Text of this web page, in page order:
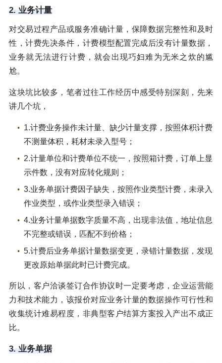
2. 业务计量
对交易过程产品或服务准确计量，保障数据完整性和及时
性，计费先决条件，计费模型配置完成后没有计量数据，
业务就无法进行计费，就会出现巧妇难为无米之炊的尴
尬。
这块坑比较多，笔者过往工作经历中感受特别深刻，先来
讲几个坑，
1.计费业务操作未计量、缺少计量支撑，按照体积计费
不测量体积，耗材未录入型号；
2.计量单位和计费单位不统一，按照箱计费，订单上显
示件数，没有对应转化规则；
3.业务单据计费因子缺失，按照作业类型计费，未录入
作业类型，或作业类型录入错误；
4.业务计量单据数字质量不高，出现非法值，地址信息
不完整或错误，匹配不到价格；
5.计费后业务单据计量数据变更，录错计量数据，发现
更改原始单据此时已计费完成。
所以，客户洽谈签订合作协议时一定要考虑，企业运营能
力和技术能力，该报价对应业务计量的数据操作可行性和
收集统计难易程度，非典型客户结算方案投入产出不成正
比。
3. 业务单据